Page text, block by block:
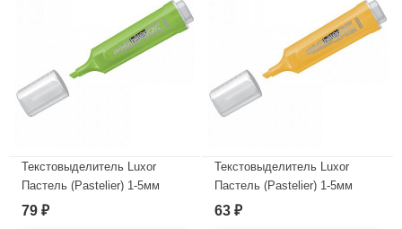
Текстовыделитель Luxor
Пастель (Pastelier) 1-5мм
скошенный, пастельный
79 ₽
Текстовыделитель Luxor
Пастель (Pastelier) 1-5мм
скошенный, пастельный
63 ₽